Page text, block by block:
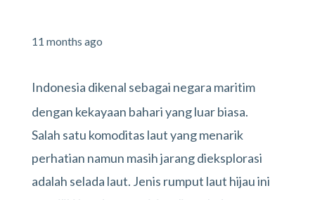
11 months ago
Indonesia dikenal sebagai negara maritim
dengan kekayaan bahari yang luar biasa.
Salah satu komoditas laut yang menarik
perhatian namun masih jarang dieksplorasi
adalah selada laut. Jenis rumput laut hijau ini